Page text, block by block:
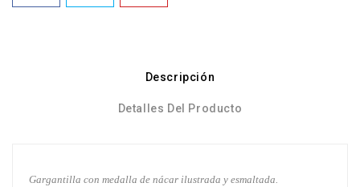
Descripción
Detalles Del Producto
Gargantilla con medalla de nácar ilustrada y esmaltada.